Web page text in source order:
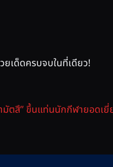
ยเด็ดครบจบในที่เดียว!
มัตสึ” ขึ้นแท่นนักกีฬายอดเ